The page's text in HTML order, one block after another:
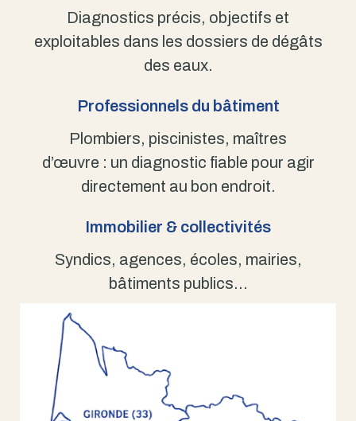
Diagnostics précis, objectifs et
exploitables dans les dossiers de dégâts
des eaux.
Professionnels du bâtiment
Plombiers, piscinistes, maîtres
d’œuvre : un diagnostic fiable pour agir
directement au bon endroit.
Immobilier & collectivités
Syndics, agences, écoles, mairies,
bâtiments publics…